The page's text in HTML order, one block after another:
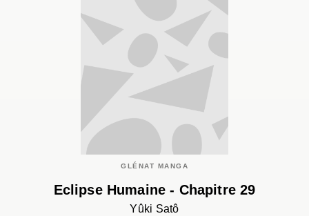
GLÉNAT MANGA
Eclipse Humaine - Chapitre 29
Yûki Satô